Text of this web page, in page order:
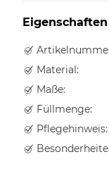
Eigenschaften
Material:
Maße:
Füllmenge:
Pflegehinweis: